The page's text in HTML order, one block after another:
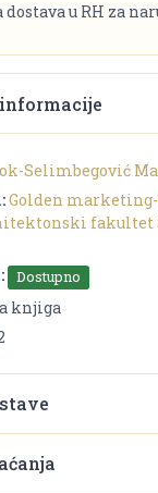
u RH za
Selimbegović
Golden
fakultet
Dostupno
knjiga